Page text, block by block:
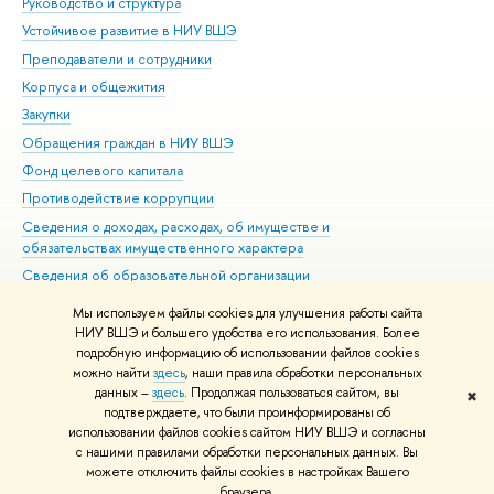
Мы используем файлы cookies для улучшения работы сайта
НИУ ВШЭ и большего удобства его использования. Более
подробную информацию об использовании файлов cookies
можно найти здесь, наши правила обработки персональных
данных –здесь. Продолжая пользоваться сайтом, вы
подтверждаете, что были проинформированы об
использовании файлов cookies сайтом НИУ ВШЭ и согласны
с нашими правилами обработки персональных данных. Вы
можете отключить файлы cookies в настройках Вашего
✖
Устойчивое развитие в НИУ ВШЭ
Преподаватели и сотрудники
Корпуса и общежития
Закупки
Обращения граждан в НИУ ВШЭ
Фонд целевого капитала
Противодействие коррупции
Сведения о доходах, расходах, об имуществе и
обязательствах имущественного характера
Сведения об образовательной организации
Людям с ограниченными возможностями здоровья
Единая платежная страница
Работа в Вышке
© НИУ ВШЭ 1993–2026 Адреса и контакты Условия использования
материалов Политика конфиденциальности Карта сайта
Шрифты HSE Sans и HSE Slab разработаны вШколе дизайна НИУ ВШЭ